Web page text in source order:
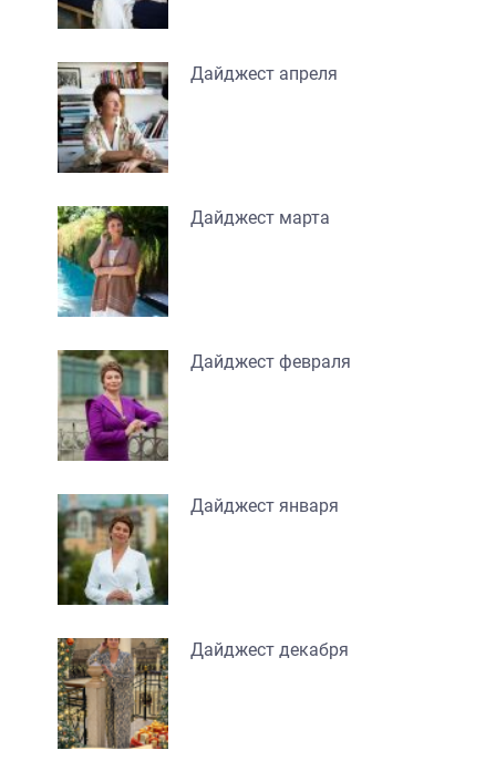
Дайджест апреля
Дайджест марта
Дайджест февраля
Дайджест января
Дайджест декабря